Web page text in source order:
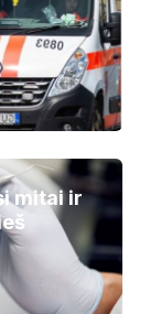
mitai ir